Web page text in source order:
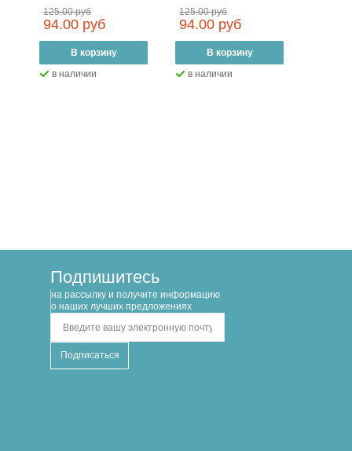
125.00 руб
94.00 руб
+
В корзину
в наличии
125.00 руб
94.00 руб
+
В корзину
в наличии
Подпишитесь
на рассылку и получите информацию
о наших лучших предложениях